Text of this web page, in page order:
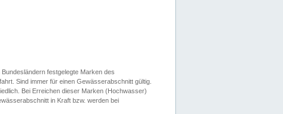
festgelegte Marken des
Sind immer für einen Gewässerabschnitt gültig.
Bei Erreichen dieser Marken (Hochwasser)
in Kraft bzw. werden bei